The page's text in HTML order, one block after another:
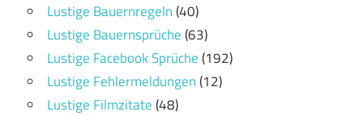
Lustige Bauernregeln(40)
Lustige Bauernsprüche(63)
Lustige Facebook Sprüche(192)
Lustige Fehlermeldungen(12)
Lustige Filmzitate(48)